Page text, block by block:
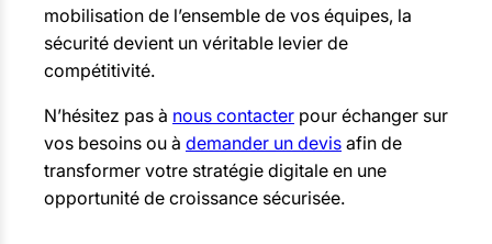
mobilisation de l’ensemble de vos équipes, la
sécurité devient un véritable levier de
compétitivité.
N’hésitez pas à nous contacter pour échanger sur
vos besoins ou à demander un devis afin de
transformer votre stratégie digitale en une
opportunité de croissance sécurisée.